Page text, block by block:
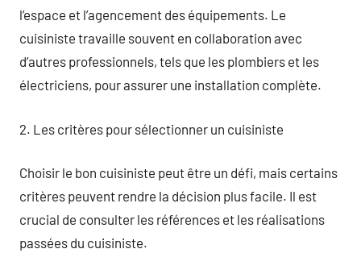
l’espace et l’agencement des équipements. Le
cuisiniste travaille souvent en collaboration avec
d’autres professionnels, tels que les plombiers et les
électriciens, pour assurer une installation complète.
2. Les critères pour sélectionner un cuisiniste
Choisir le bon cuisiniste peut être un défi, mais certains
critères peuvent rendre la décision plus facile. Il est
crucial de consulter les références et les réalisations
passées du cuisiniste.